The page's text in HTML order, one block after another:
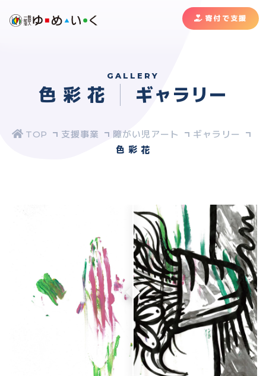
寄付で支援
GALLERY
色 彩 花 ギャラリー
支援事業 障がい児アート
ギャラリー
色 彩 花